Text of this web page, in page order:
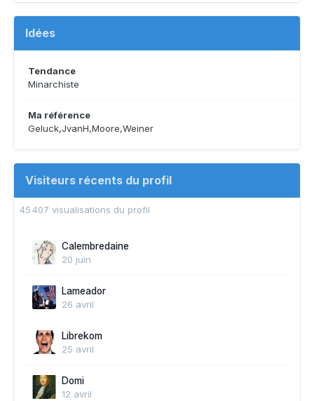
Idées
Tendance
Minarchiste
Ma référence
Geluck,JvanH,Moore,Weiner
Visiteurs récents du profil
45 407 visualisations du profil
Calembredaine
20 juin
Lameador
26 avril
Librekom
25 avril
Domi
12 avril